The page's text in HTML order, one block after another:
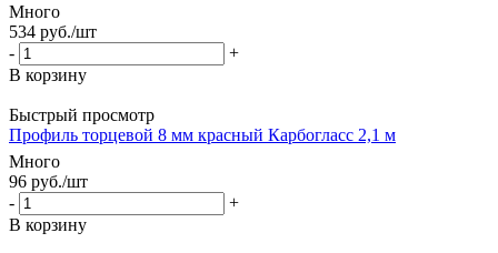
Много
534 руб./шт
-
+
В корзину
Быстрый просмотр
Профиль торцевой 8 мм красный Карбогласс 2,1 м
Много
96 руб./шт
-
+
В корзину